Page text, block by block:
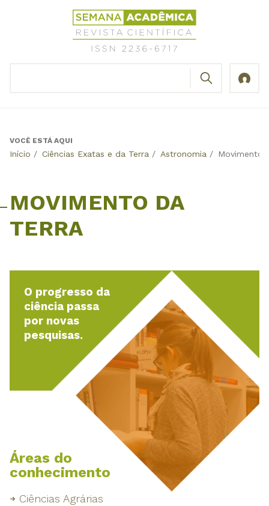
Revista
Científica
Semana
Back
VOCÊ ESTÁ AQUI
Início / Ciências Exatas e da Terra / Astronomia / Movimento
MOVIMENTO DA
TERRA
O progresso da
ciência passa
por novas
pesquisas.
Áreas do
conhecimento
Ciências Agrárias